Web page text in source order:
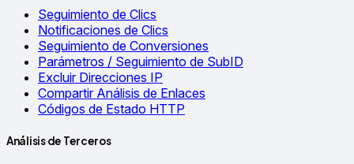
Seguimiento de Clics
Notificaciones de Clics
Seguimiento de Conversiones
Parámetros / Seguimiento de SubID
Excluir Direcciones IP
Compartir Análisis de Enlaces
Códigos de Estado HTTP
Análisis de Terceros